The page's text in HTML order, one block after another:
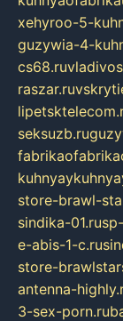
xehyroo-5-
guzywia-4-
cs68.ru
raszar.ru
seksuzb.ru
store-brawl-
sindika-01.ru
e-abis-1-c.ru
store-
antenna-
3-sex-porn.ru